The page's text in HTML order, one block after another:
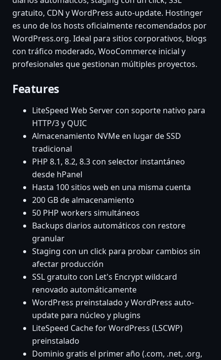
gratuito, CDN y WordPress auto-update. Hostinger
es uno de los hosts oficialmente recomendados por
WordPress.org. Ideal para sitios corporativos, blogs
con tráfico moderado, WooCommerce inicial y
profesionales que gestionan múltiples proyectos.
Features
LiteSpeed Web Server con soporte nativo para
HTTP/3 y QUIC
Almacenamiento NVMe en lugar de SSD
tradicional
PHP 8.1, 8.2, 8.3 con selector instantáneo
desde hPanel
Hasta 100 sitios web en una misma cuenta
200 GB de almacenamiento
50 PHP workers simultáneos
Backups diarios automáticos con restore
granular
Staging con un click para probar cambios sin
afectar producción
SSL gratuito con Let's Encrypt wildcard
renovado automáticamente
WordPress preinstalado y WordPress auto-
update para núcleo y plugins
LiteSpeed Cache for WordPress (LSCWP)
preinstalado
Dominio gratis el primer año (.com, .net, .org,